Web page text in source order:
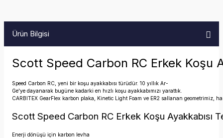
Ürün Bilgisi
Scott Speed Carbon RC Erkek Koşu
Speed Carbon RC, yeni bir koşu ayakkabısı türüdür. 10 yıllık Ar-
Ge'ye dayanarak bugüne kadarki en hızlı koşu ayakkabımızı yarattık.
CARBITEX GearFlex karbon plaka, Kinetic Light Foam ve ER2 sallanan geometrimiz,
Scott Speed Carbon RC Erkek Koşu Ayakkabısı
Enerji dönüşü için karbon levha